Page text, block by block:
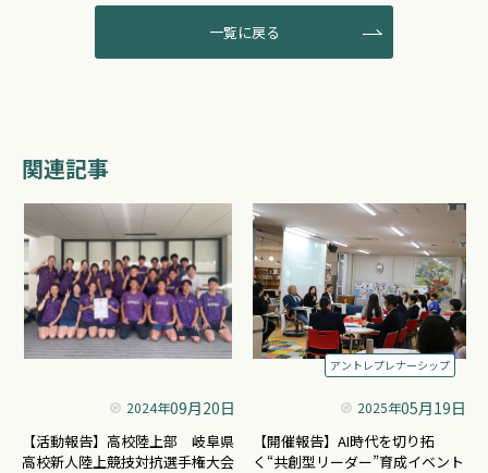
一覧に戻る
関連記事
2024年09月20日
【活動報告】高校陸上部 岐阜県
高校新人陸上競技対抗選手権大会
アントレプレナーシップ
2025年05月19日
【開催報告】AI時代を切り拓
く“共創型リーダー”育成イベント